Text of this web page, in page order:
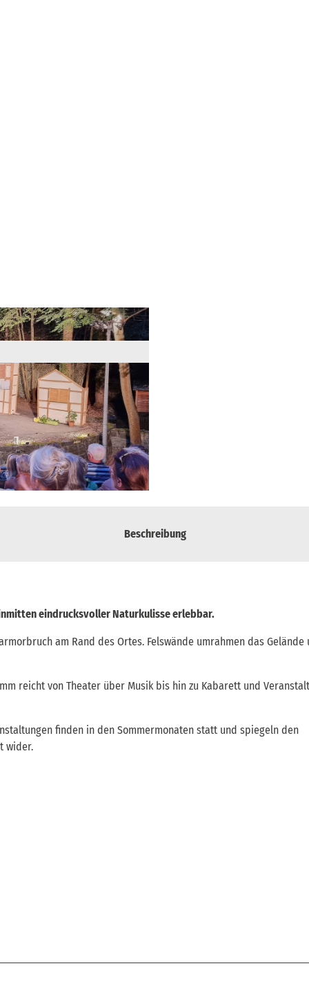
Beschreibung
eindrucksvoller Naturkulisse erlebbar.
am Rand des Ortes. Felswände umrahmen das Gelände
reicht von Theater über Musik bis hin zu Kabarett und
finden in den Sommermonaten statt und spiegeln den
wider.